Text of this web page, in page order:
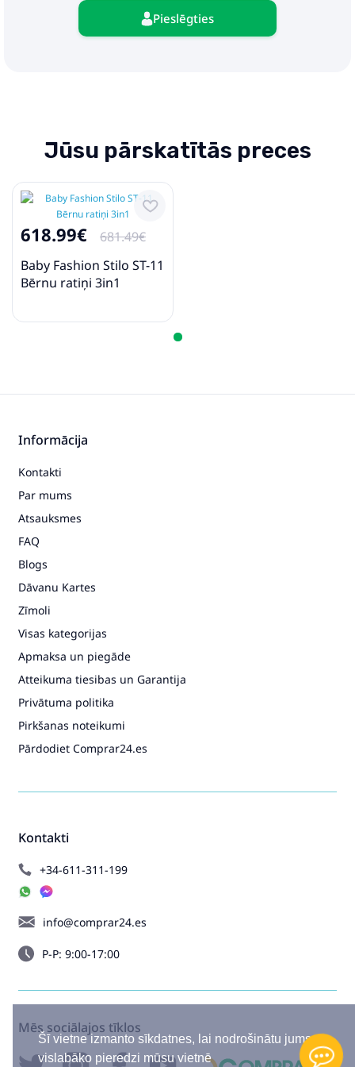
Šī vietne izmanto sīkdatnes, lai nodrošinātu jums
vislabāko pieredzi mūsu vietnē
Pieslēgties
Jūsu pārskatītās preces
618.99€
681.49€
Baby Fashion Stilo ST-11
Bērnu ratiņi 3in1
Kontakti
+34-611-311-199
info@comprar24.es
P-P: 9:00-17:00
Informācija
Kontakti
Par mums
Atsauksmes
FAQ
Blogs
Dāvanu Kartes
Zīmoli
Visas kategorijas
Apmaksa un piegāde
Atteikuma tiesibas un Garantija
Privātuma politika
Pirkšanas noteikumi
Pārdodiet Comprar24.es
Mēs sociālajos tīklos